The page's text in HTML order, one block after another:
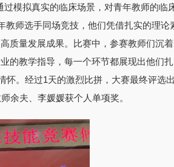
模拟真实的临床场景，对青年教师的临
教师选手同场竞技，他们凭借扎实的理论
质量发展成果。比赛中，参赛教师们沉
的教学指导，每一个环节都展现出他们
怀。经过1天的激烈比拼，大赛最终评选
余夫、李媛媛获个人单项奖。